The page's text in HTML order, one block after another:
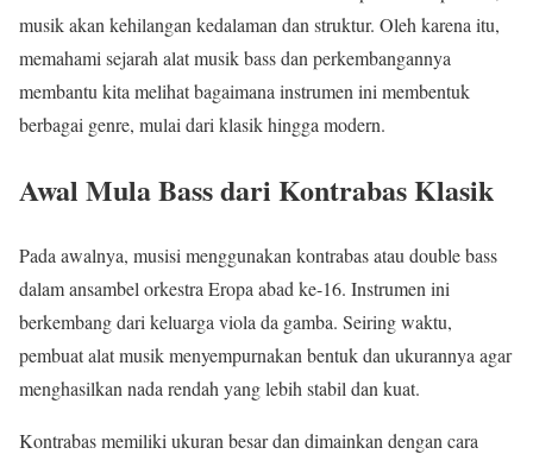
musik akan kehilangan kedalaman dan struktur. Oleh karena itu,
memahami sejarah alat musik bass dan perkembangannya
membantu kita melihat bagaimana instrumen ini membentuk
berbagai genre, mulai dari klasik hingga modern.
Awal Mula Bass dari Kontrabas Klasik
Pada awalnya, musisi menggunakan kontrabas atau double bass
dalam ansambel orkestra Eropa abad ke-16. Instrumen ini
berkembang dari keluarga viola da gamba. Seiring waktu,
pembuat alat musik menyempurnakan bentuk dan ukurannya agar
menghasilkan nada rendah yang lebih stabil dan kuat.
Kontrabas memiliki ukuran besar dan dimainkan dengan cara